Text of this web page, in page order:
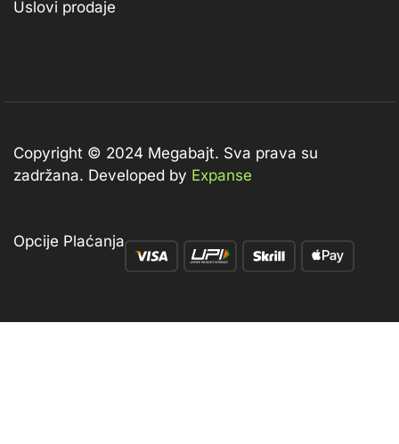
Uslovi prodaje
Copyright © 2024 Megabajt. Sva prava su
zadržana. Developed by Expanse
Opcije Plaćanja